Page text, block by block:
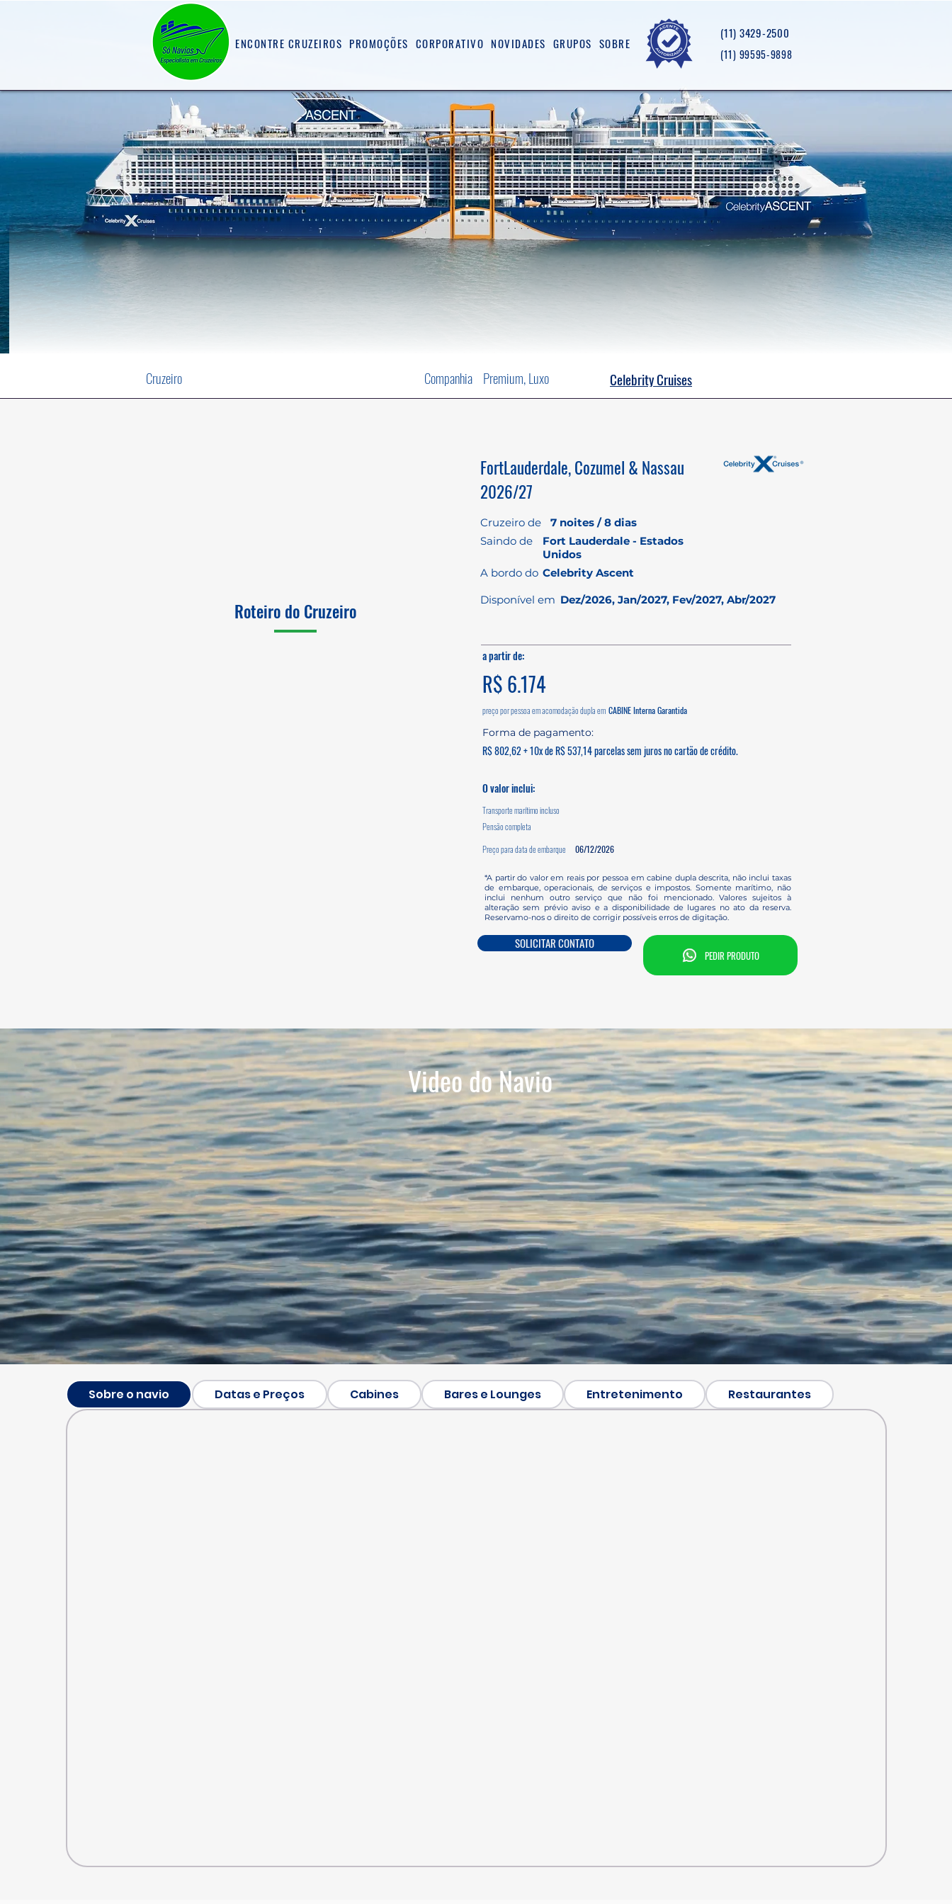
ENCONTRE CRUZEIROS PROMOÇÕES CORPORATIVO NOVIDADES GRUPOS SOBRE
(11) 3429-2500
(11) 99595-9898
Cruzeiro Companhia Premium, Luxo Celebrity Cruises
Roteiro do Cruzeiro
FortLauderdale, Cozumel & Nassau
2026/27
Cruzeiro de
7 noites / 8 dias
Saindo de
Fort Lauderdale - Estados
Unidos
A bordo do Celebrity Ascent
Dez/2026, Jan/2027, Fev/2027, Abr/2027
Disponível em
a partir de:
R$ 6.174
CABINE Interna Garantida
preço por pessoa em acomodação dupla em
Forma de pagamento:
R$ 802,62 + 10x de R$ 537,14 parcelas sem juros no cartão de crédito.
O valor inclui:
Transporte marítimo incluso
Pensão completa
Preço para data de embarque
06/12/2026
*A partir do valor em reais por pessoa em cabine dupla descrita, não inclui taxas
de embarque, operacionais, de serviços e impostos. Somente marítimo, não
inclui nenhum outro serviço que não foi mencionado. Valores sujeitos à
alteração sem prévio aviso e a disponibilidade de lugares no ato da reserva.
Reservamo-nos o direito de corrigir possíveis erros de digitação.
SOLICITAR CONTATO
PEDIR PRODUTO
Video do Navio
Sobre o navio Datas e Preços Cabines Bares e Lounges Entretenimento Restaurantes